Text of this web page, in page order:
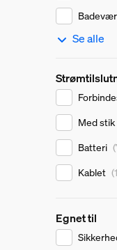
Se alle
Med stik
Batteri
Kablet
Egnet til
Egnet til